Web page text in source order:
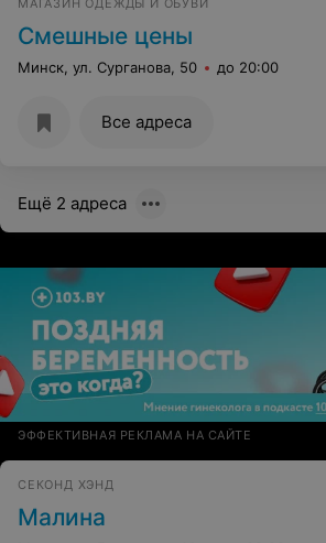
МАГАЗИН ОДЕЖДЫ И ОБУВИ
Смешные цены
Минск, ул. Сурганова, 50 до 20:00
Все адреса
Ещё 2 адреса
ЭФФЕКТИВНАЯ РЕКЛАМА НА САЙТЕ
СЕКОНД ХЭНД
Малина